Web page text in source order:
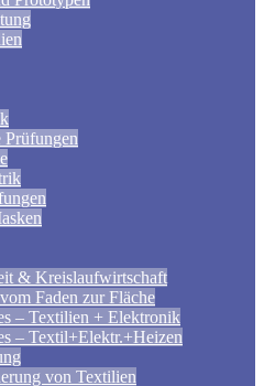
& Kreislaufwirtschaft
Faden zur Fläche
– Textilien + Elektronik
– Textil+Elektr.+Heizen
von Textilien